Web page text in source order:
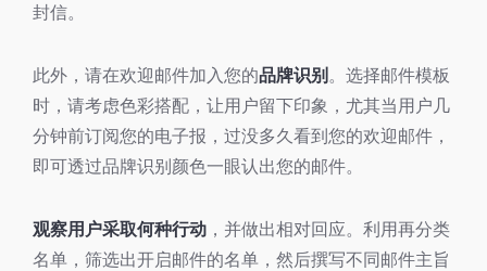
封信。
此外，请在欢迎邮件加入您的品牌识别 。选择邮件模板
时，请考虑色彩搭配，让用户留下印象，尤其当用户几
分钟前订阅您的电子报，过没多久看到您的欢迎邮件，
即可透过品牌识别颜色一眼认出您的邮件。
观察用户采取何种行动 ，并做出相对回应。利用再分类
名单，筛选出开启邮件的名单，然后撰写不同邮件主旨